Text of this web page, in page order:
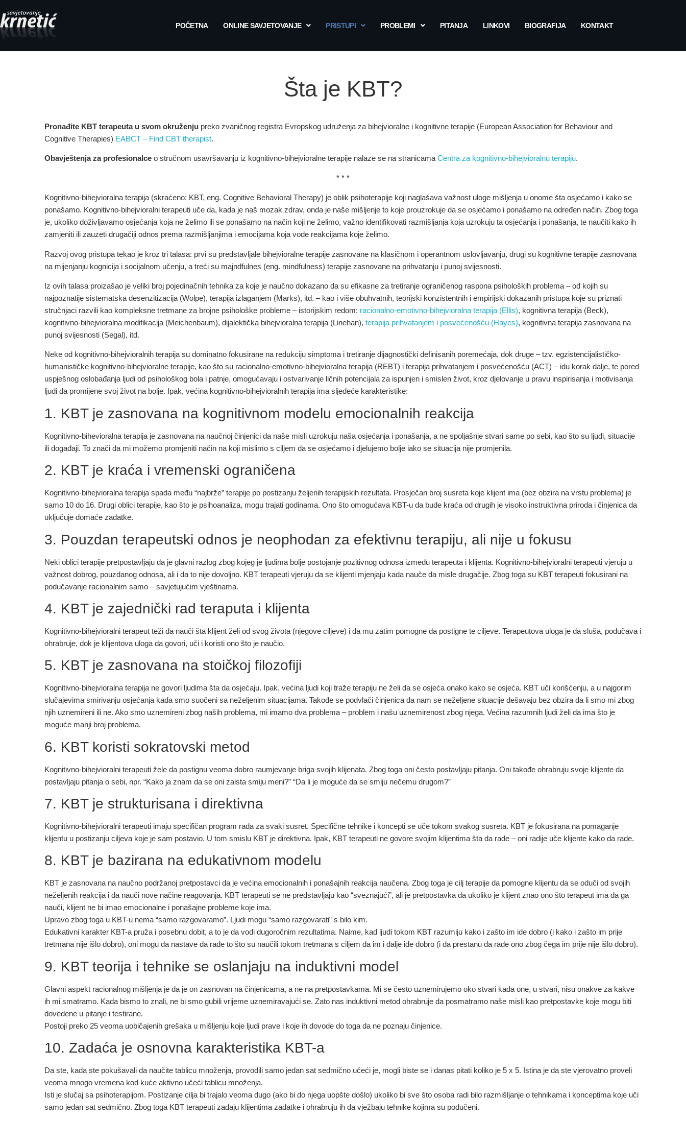
POČETNA ONLINE SAVJETOVANJE PRISTUPI PROBLEMI PITANJA LINKOVI BIOGRAFIJA KONTAKT
Šta je KBT?
Pronađite KBT terapeuta u svom okruženju preko zvaničnog registra Evropskog udruženja za bihejvioralne i kognitivne terapije (European Association for Behaviour and
Cognitive Therapies) EABCT – Find CBT therapist.
Obavještenja za profesionalce o stručnom usavršavanju iz kognitivno-bihejvioralne terapije nalaze se na stranicamaCentra za kognitivno-bihejvioralnu terapiju.
* * *
Kognitivno-bihejvioralna terapija (skraćeno: KBT, eng. Cognitive Behavioral Therapy) je oblik psihoterapije koji naglašava važnost uloge mišljenja u onome šta osjećamo i kako se
ponašamo. Kognitivno-bihejvioralni terapeuti uče da, kada je naš mozak zdrav, onda je naše mišljenje to koje prouzrokuje da se osjećamo i ponašamo na određen način. Zbog toga
je, ukoliko doživljavamo osjećanja koja ne želimo ili se ponašamo na način koji ne želimo, važno identifikovati razmišljanja koja uzrokuju ta osjećanja i ponašanja, te naučiti kako ih
zamjeniti ili zauzeti drugačiji odnos prema razmišljanjima i emocijama koja vode reakcijama koje želimo.
Razvoj ovog pristupa tekao je kroz tri talasa: prvi su predstavljale bihejvioralne terapije zasnovane na klasičnom i operantnom uslovljavanju, drugi su kognitivne terapije zasnovana
na mijenjanju kognicija i socijalnom učenju, a treći su majndfulnes (eng. mindfulness) terapije zasnovane na prihvatanju i punoj svijesnosti.
Iz ovih talasa proizašao je veliki broj pojedinačnih tehnika za koje je naučno dokazano da su efikasne za tretiranje ograničenog raspona psiholoških problema – od kojih su
najpoznatije sistematska desenzitizacija (Wolpe), terapija izlaganjem (Marks), itd. – kao i više obuhvatnih, teorijski konzistentnih i empirijski dokazanih pristupa koje su priznati
stručnjaci razvili kao kompleksne tretmane za brojne psihološke probleme – istorijskim redom: racionalno-emotivno-bihejvioralna terapija (Ellis), kognitivna terapija (Beck),
kognitivno-bihejvioralna modifikacija (Meichenbaum), dijalektička bihejvioralna terapija (Linehan),terapija prihvatanjem i posvećenošću (Hayes), kognitivna terapija zasnovana na
punoj svijesnosti (Segal), itd.
Neke od kognitivno-bihejvioralnih terapija su dominatno fokusirane na redukciju simptoma i tretiranje dijagnostički definisanih poremećaja, dok druge – tzv. egzistencijalističko-
humanističke kognitivno-bihejvioralne terapije, kao što su racionalno-emotivno-bihejvioralna terapija (REBT) i terapija prihvatanjem i posvećenošću (ACT) – idu korak dalje, te pored
uspješnog oslobađanja ljudi od psihološkog bola i patnje, omogućavaju i ostvarivanje ličnih potencijala za ispunjen i smislen život, kroz djelovanje u pravu inspirisanja i motivisanja
ljudi da promijene svoj život na bolje. Ipak, većina kognitivno-bihejvioralnih terapija ima sljedeće karakteristike:
1. KBT je zasnovana na kognitivnom modelu emocionalnih reakcija
Kognitivno-bihevioralna terapija je zasnovana na naučnoj činjenici da naše misli uzrokuju naša osjećanja i ponašanja, a ne spoljašnje stvari same po sebi, kao što su ljudi, situacije
ili događaji. To znači da mi možemo promjeniti način na koji mislimo s ciljem da se osjećamo i djelujemo bolje iako se situacija nije promjenila.
2. KBT je kraća i vremenski ograničena
Kognitivno-bihejvioralna terapija spada među “najbrže” terapije po postizanju željenih terapijskih rezultata. Prosječan broj susreta koje klijent ima (bez obzira na vrstu problema) je
samo 10 do 16. Drugi oblici terapije, kao što je psihoanaliza, mogu trajati godinama. Ono što omogućava KBT-u da bude kraća od drugih je visoko instruktivna priroda i činjenica da
uključuje domaće zadatke.
3. Pouzdan terapeutski odnos je neophodan za efektivnu terapiju, ali nije u fokusu
Neki oblici terapije pretpostavljaju da je glavni razlog zbog kojeg je ljudima bolje postojanje pozitivnog odnosa između terapeuta i klijenta. Kognitivno-bihejvioralni terapeuti vjeruju u
važnost dobrog, pouzdanog odnosa, ali i da to nije dovoljno. KBT terapeuti vjeruju da se klijenti mjenjaju kada nauče da misle drugačije. Zbog toga su KBT terapeuti fokusirani na
podučavanje racionalnim samo – savjetujućim vještinama.
4. KBT je zajednički rad teraputa i klijenta
Kognitivno-bihejvioralni terapeut teži da nauči šta klijent želi od svog života (njegove ciljeve) i da mu zatim pomogne da postigne te ciljeve. Terapeutova uloga je da sluša, podučava i
ohrabruje, dok je klijentova uloga da govori, uči i koristi ono što je naučio.
5. KBT je zasnovana na stoičkoj filozofiji
Kognitivno-bihejvioralna terapija ne govori ljudima šta da osjećaju. Ipak, većina ljudi koji traže terapiju ne želi da se osjeća onako kako se osjeća. KBT uči korišćenju, a u najgorim
slučajevima smirivanju osjećanja kada smo suočeni sa neželjenim situacijama. Takođe se podvlači činjenica da nam se neželjene situacije dešavaju bez obzira da li smo mi zbog
njih uznemireni ili ne. Ako smo uznemireni zbog naših problema, mi imamo dva problema – problem i našu uznemirenost zbog njega. Većina razumnih ljudi želi da ima što je
moguće manji broj problema.
6. KBT koristi sokratovski metod
Kognitivno-bihejvioralni terapeuti žele da postignu veoma dobro raumjevanje briga svojih klijenata. Zbog toga oni često postavljaju pitanja. Oni takođe ohrabruju svoje klijente da
postavljaju pitanja o sebi, npr. “Kako ja znam da se oni zaista smiju meni?” “Da li je moguće da se smiju nečemu drugom?”
7. KBT je strukturisana i direktivna
Kognitivno-bihejvioralni terapeuti imaju specifičan program rada za svaki susret. Specifične tehnike i koncepti se uče tokom svakog susreta. KBT je fokusirana na pomaganje
klijentu u postizanju ciljeva koje je sam postavio. U tom smislu KBT je direktivna. Ipak, KBT terapeuti ne govore svojim klijentima šta da rade – oni radije uče klijente kako da rade.
8. KBT je bazirana na edukativnom modelu
KBT je zasnovana na naučno podržanoj pretpostavci da je većina emocionalnih i ponašajnih reakcija naučena. Zbog toga je cilj terapije da pomogne klijentu da se oduči od svojih
neželjenih reakcija i da nauči nove načine reagovanja. KBT terapeuti se ne predstavljaju kao “sveznajući”, ali je pretpostavka da ukoliko je klijent znao ono što terapeut ima da ga
nauči, klijent ne bi imao emocionalne i ponašajne probleme koje ima.
Upravo zbog toga u KBT-u nema “samo razgovaramo”. Ljudi mogu “samo razgovarati” s bilo kim.
Edukativni karakter KBT-a pruža i posebnu dobit, a to je da vodi dugoročnim rezultatima. Naime, kad ljudi tokom KBT razumiju kako i zašto im ide dobro (i kako i zašto im prije
tretmana nije išlo dobro), oni mogu da nastave da rade to što su naučili tokom tretmana s ciljem da im i dalje ide dobro (i da prestanu da rade ono zbog čega im prije nije išlo dobro).
9. KBT teorija i tehnike se oslanjaju na induktivni model
Glavni aspekt racionalnog mišljenja je da je on zasnovan na činjenicama, a ne na pretpostavkama. Mi se često uznemirujemo oko stvari kada one, u stvari, nisu onakve za kakve
ih mi smatramo. Kada bismo to znali, ne bi smo gubili vrijeme uznemiravajući se. Zato nas induktivni metod ohrabruje da posmatramo naše misli kao pretpostavke koje mogu biti
dovedene u pitanje i testirane.
Postoji preko 25 veoma uobičajenih grešaka u mišljenju koje ljudi prave i koje ih dovode do toga da ne poznaju činjenice.
10. Zadaća je osnovna karakteristika KBT-a
Da ste, kada ste pokušavali da naučite tablicu množenja, provodili samo jedan sat sedmično učeći je, mogli biste se i danas pitati koliko je 5 x 5. Istina je da ste vjerovatno proveli
veoma mnogo vremena kod kuće aktivno učeći tablicu množenja.
Isti je slučaj sa psihoterapijom. Postizanje cilja bi trajalo veoma dugo (ako bi do njega uopšte došlo) ukoliko bi sve što osoba radi bilo razmišljanje o tehnikama i konceptima koje uči
samo jedan sat sedmično. Zbog toga KBT terapeuti zadaju klijentima zadatke i ohrabruju ih da vježbaju tehnike kojima su podučeni.